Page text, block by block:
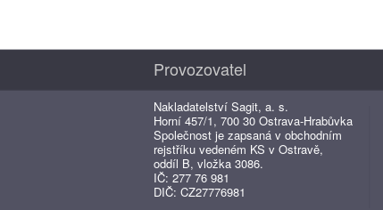
Provozovatel
Nakladatelství Sagit, a. s.
Horní 457/1, 700 30 Ostrava-Hrabůvka
Společnost je zapsaná v obchodním
rejstříku vedeném KS v Ostravě,
oddíl B, vložka 3086.
IČ: 277 76 981
DIČ: CZ27776981